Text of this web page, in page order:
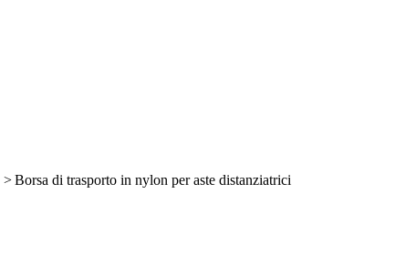
Borsa di trasporto in nylon per aste distanziatrici